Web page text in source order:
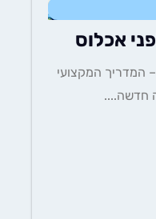
המקצועי